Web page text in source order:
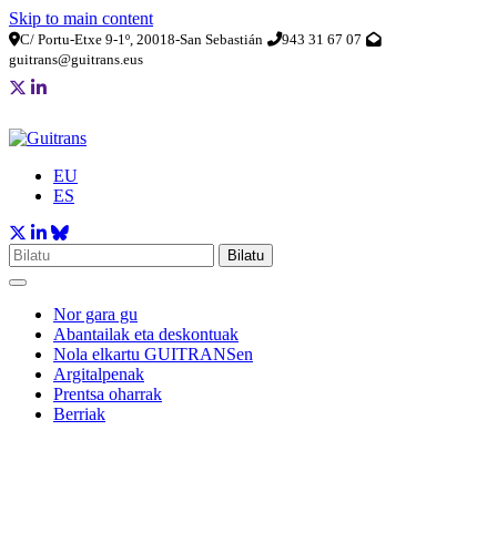
Skip to main content
C/ Portu-Etxe 9-1º, 20018-San Sebastián
943 31 67 07
guitrans@guitrans.eus
EU
ES
Bilatu
Nor gara gu
Abantailak eta deskontuak
Nola elkartu GUITRANSen
Argitalpenak
Prentsa oharrak
Berriak